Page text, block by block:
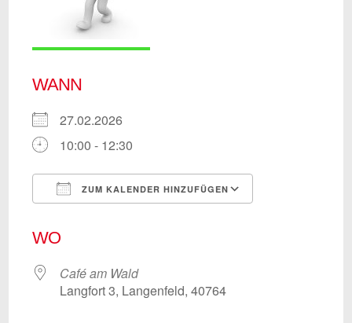
WANN
27.02.2026
10:00 - 12:30
ZUM KALENDER HINZUFÜGEN
WO
Café am Wald
Langfort 3, Langenfeld, 40764